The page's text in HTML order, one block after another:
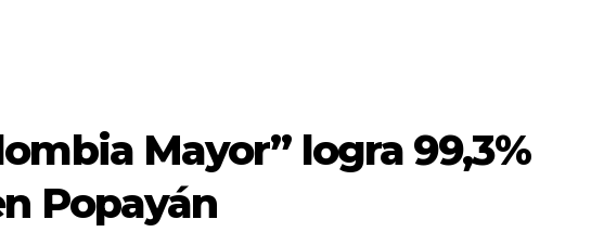
Mayor” logra 99,3%
Popayán